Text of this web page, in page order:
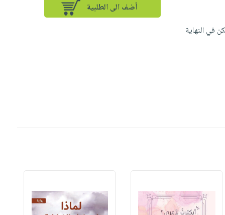
في النهاية
أضف الى الطلبية